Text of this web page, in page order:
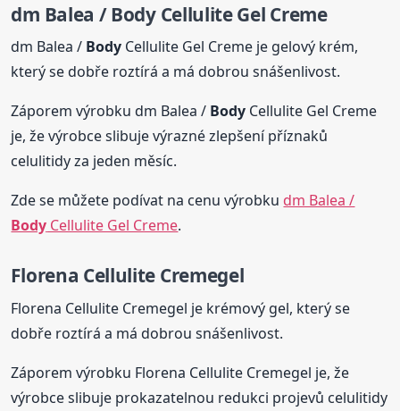
dm Balea /BodyCellulite Gel Creme
dm Balea / Body Cellulite Gel Creme je gelový krém,
který se dobře roztírá a má dobrou snášenlivost.
Záporem výrobku dm Balea / Body Cellulite Gel Creme
je, že výrobce slibuje výrazné zlepšení příznaků
celulitidy za jeden měsíc.
Zde se můžete podívat na cenu výrobku dm Balea /
Body Cellulite Gel Creme.
Florena Cellulite Cremegel
Florena Cellulite Cremegel je krémový gel, který se
dobře roztírá a má dobrou snášenlivost.
Záporem výrobku Florena Cellulite Cremegel je, že
výrobce slibuje prokazatelnou redukci projevů celulitidy